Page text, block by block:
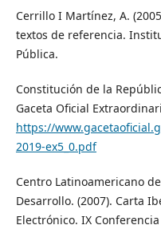
Cerrillo I Martínez, A.
textos de referencia.
Pública.
Constitución de la
Gaceta Oficial
https://
2019-ex5_0.pdf
Centro Latinoamericano
Desarrollo. (2007). Carta
Electrónico. IX